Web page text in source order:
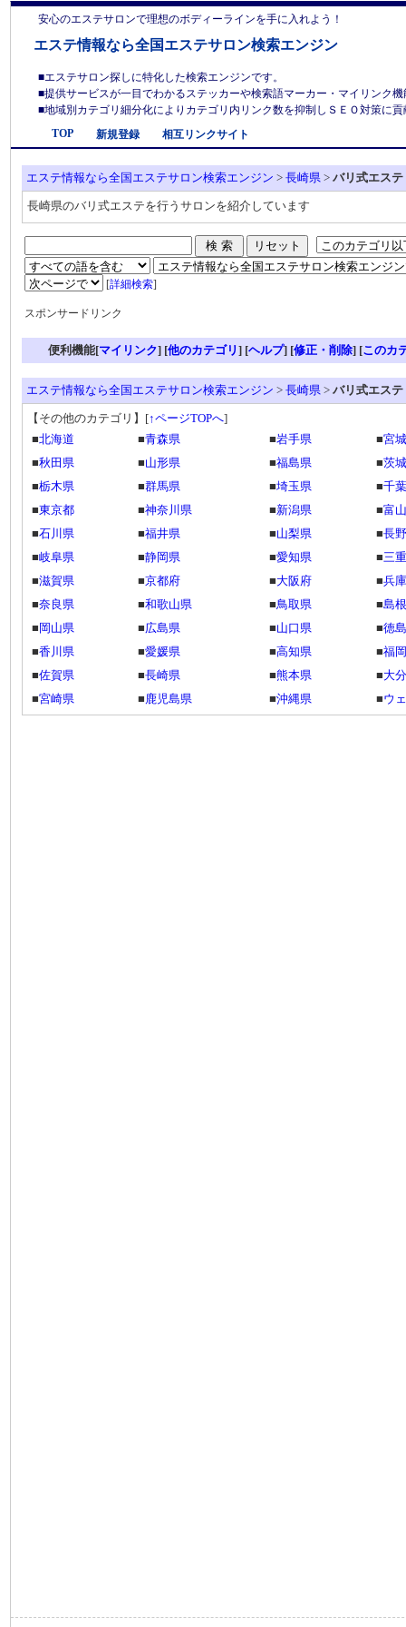
安心のエステサロンで理想のボディーラインを手に入れよう！
エステ情報なら全国エステサロン検索エンジン
■エステサロン探しに特化した検索エンジンです。
■提供サービスが一目でわかるステッカーや検索語マーカー・マイリンク
■地域別カテゴリ細分化によりカテゴリ内リンク数を抑制しＳＥＯ対策に
TOP
新規登録 相互リンクサイト
エステ情報なら全国エステサロン検索エンジン > 長崎県 > バリ式エステ
長崎県のバリ式エステを行うサロンを紹介しています
[詳細検索]
スポンサードリンク
便利機能[マイリンク] [他のカテゴリ] [ヘルプ] [修正・削除] [このカ
エステ情報なら全国エステサロン検索エンジン > 長崎県 > バリ式エステ
【その他のカテゴリ】 [↑ページTOPへ]
■北海道 ■青森県 ■岩手県 ■宮
■秋田県 ■山形県 ■福島県 ■茨
■栃木県 ■群馬県 ■埼玉県 ■千
■東京都 ■神奈川県 ■新潟県 ■富
■石川県 ■福井県 ■山梨県 ■長
■岐阜県 ■静岡県 ■愛知県 ■三
■滋賀県 ■京都府 ■大阪府 ■兵
■奈良県 ■和歌山県 ■鳥取県 ■島
■ 岡山県 ■広島県 ■山口県 ■徳
■香川県 ■愛媛県 ■高知県 ■福
■佐賀県 ■長崎県 ■熊本県 ■大
■宮崎県 ■鹿児島県 ■沖縄県 ■ウ